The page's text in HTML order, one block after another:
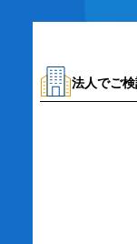
法人でご